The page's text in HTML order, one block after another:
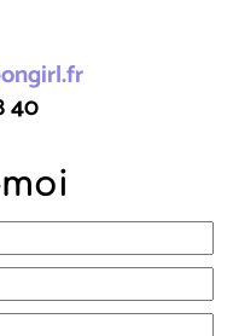
40